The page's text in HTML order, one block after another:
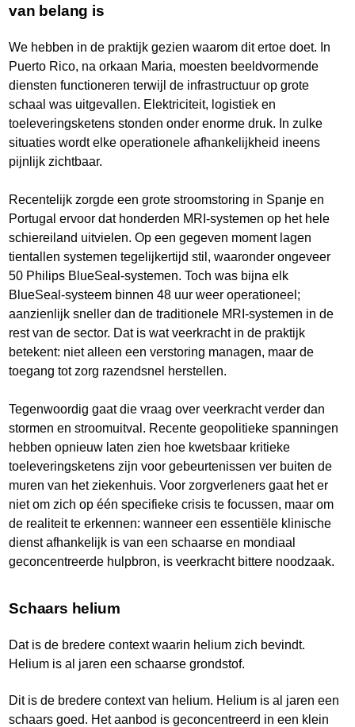
van belang is
We hebben in de praktijk gezien waarom dit ertoe doet. In
Puerto Rico, na orkaan Maria, moesten beeldvormende
diensten functioneren terwijl de infrastructuur op grote
schaal was uitgevallen. Elektriciteit, logistiek en
toeleveringsketens stonden onder enorme druk. In zulke
situaties wordt elke operationele afhankelijkheid ineens
pijnlijk zichtbaar.
Recentelijk zorgde een grote stroomstoring in Spanje en
Portugal ervoor dat honderden MRI-systemen op het hele
schiereiland uitvielen. Op een gegeven moment lagen
tientallen systemen tegelijkertijd stil, waaronder ongeveer
50 Philips BlueSeal-systemen. Toch was bijna elk
BlueSeal-systeem binnen 48 uur weer operationeel;
aanzienlijk sneller dan de traditionele MRI-systemen in de
rest van de sector. Dat is wat veerkracht in de praktijk
betekent: niet alleen een verstoring managen, maar de
toegang tot zorg razendsnel herstellen.
Tegenwoordig gaat die vraag over veerkracht verder dan
stormen en stroomuitval. Recente geopolitieke spanningen
hebben opnieuw laten zien hoe kwetsbaar kritieke
toeleveringsketens zijn voor gebeurtenissen ver buiten de
muren van het ziekenhuis. Voor zorgverleners gaat het er
niet om zich op één specifieke crisis te focussen, maar om
de realiteit te erkennen: wanneer een essentiële klinische
dienst afhankelijk is van een schaarse en mondiaal
geconcentreerde hulpbron, is veerkracht bittere noodzaak.
Schaars helium
Dat is de bredere context waarin helium zich bevindt.
Helium is al jaren een schaarse grondstof.
Dit is de bredere context van helium. Helium is al jaren een
schaars goed. Het aanbod is geconcentreerd in een klein